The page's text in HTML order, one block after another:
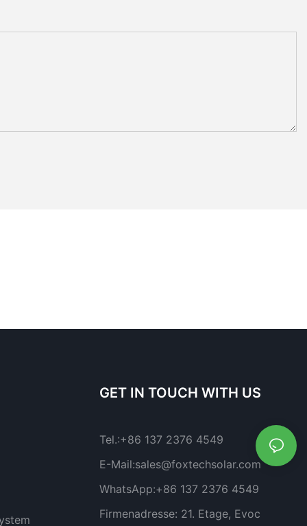
GET IN TOUCH WITH US
Tel.:+86 137 2376 4549
E-Mail:sales@foxtechsolar.com
WhatsApp:+86 137 2376 4549
Firmenadresse: 21. Etage, Evoc